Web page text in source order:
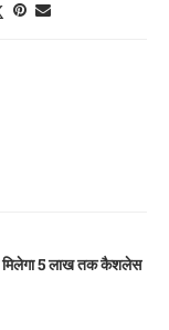
मिलेगा 5 लाख तक कैशलेस